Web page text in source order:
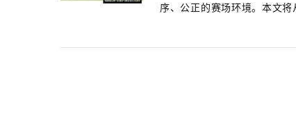
序、公正的赛场环境。本文将